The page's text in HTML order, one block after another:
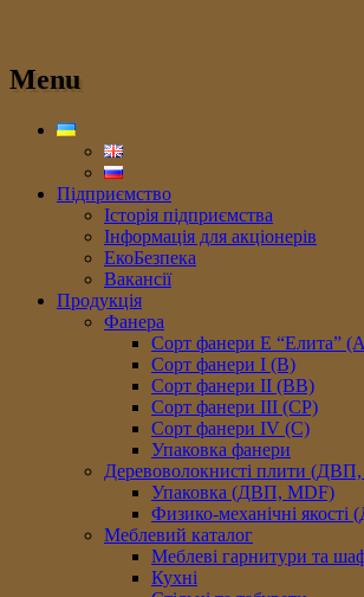
Menu
Підприємство
Історія підприємства
Інформація для акціонерів
ЕкоБезпека
Вакансії
Продукція
Фанера
Сорт фанери E “Елита”
Сорт фанери I (В)
Сорт фанери II (ВB)
Сорт фанери III (CP)
Сорт фанери IV (C)
Упаковка фанери
Деревоволокнисті плити
Упаковка (ДВП, MDF)
Физико-механічні
Меблевий каталог
Меблеві гарнитури та
Кухні